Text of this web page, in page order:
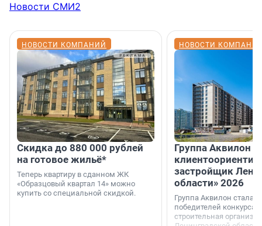
Новости СМИ2
НОВОСТИ КОМПАНИЙ
Скидка до 880 000 рублей
на готовое жильё*
Теперь квартиру в сданном ЖК
«Образцовый квартал 14» можно
купить со специальной скидкой.
НОВОСТИ
Группа Аквилон
застройщик
области» 2026
Группа Аквилон стала
победителей конкурса
строительная